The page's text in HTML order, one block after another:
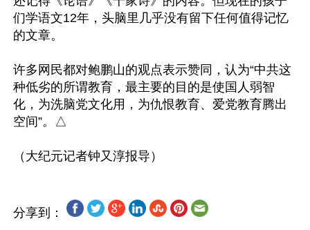
们学语文12年，头脑里几乎没有留下任何值得记忆
的文章。
许多网民都对鲍鹏山的观点表示赞同，认为“中共这
种低劣的所谓教育，最主要的目的是使国人弱智
化，为洗脑党文化用，为仇恨教育、爱党教育腾出
空间”。△
分享到：